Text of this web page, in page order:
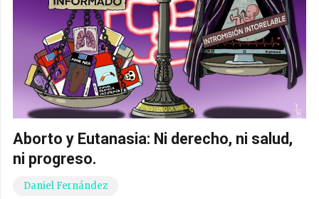
Aborto y Eutanasia: Ni derecho, ni salud,
ni progreso.
Daniel Fernández